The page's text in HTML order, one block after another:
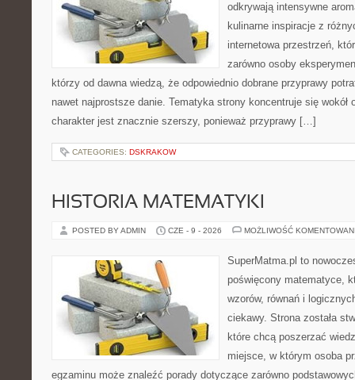
odkrywają intensywne
kulinarne inspiracje z
internetowa przestrzeń,
zarówno osoby
którzy od dawna wiedzą, że odpowiednio dobrane przyprawy
nawet najprostsze danie. Tematyka strony koncentruje się wokół
charakter jest znacznie szerszy, ponieważ przyprawy […]
CATEGORIES: DSKRAKOW
HISTORIA MATEMATYKI
POSTED BY ADMIN CZE - 9 - 2026 MOŻLIWOŚĆ
SuperMatma.pl to
poświęcony matematyce,
wzorów, równań i
ciekawy. Strona została
które chcą poszerzać
miejsce, w którym osoba
egzaminu może znaleźć porady dotyczące zarówno